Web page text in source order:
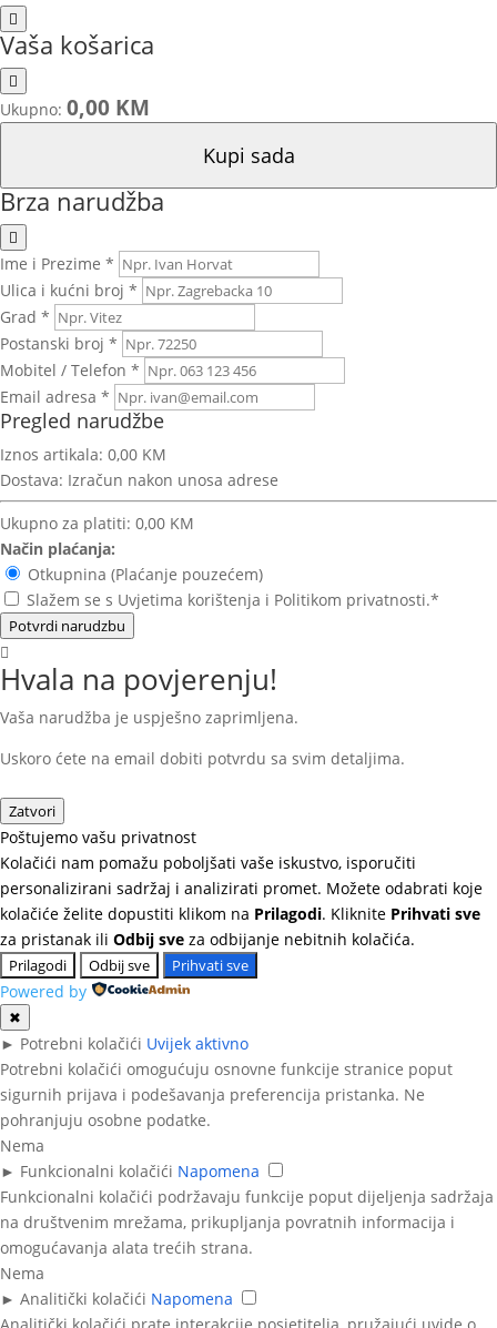
Vaša košarica
Ukupno: 0,00 KM
Kupi sada
Brza narudžba
Ime i Prezime *
Ulica i kućni broj *
Grad *
Postanski broj *
Mobitel / Telefon *
Email adresa *
Pregled narudžbe
Iznos artikala: 0,00 KM
Dostava: Izračun nakon unosa adrese
Ukupno za platiti: 0,00 KM
Način plaćanja:
Otkupnina (Plaćanje pouzećem)
Slažem se s Uvjetima korištenja i Politikom privatnosti.*
Potvrdi narudzbu
Hvala na povjerenju!
Vaša narudžba je uspješno zaprimljena.
Uskoro ćete na email dobiti potvrdu sa svim detaljima.
Zatvori
Poštujemo vašu privatnost
Kolačići nam pomažu poboljšati vaše iskustvo, isporučiti
personalizirani sadržaj i analizirati promet. Možete odabrati koje
kolačiće želite dopustiti klikom na Prilagodi. Kliknite Prihvati sve
za pristanak ili Odbij sve za odbijanje nebitnih kolačića.
Prilagodi Odbij sve Prihvati sve
Powered by
✖
► Potrebni kolačići Uvijek aktivno
Potrebni kolačići omogućuju osnovne funkcije stranice poput
sigurnih prijava i podešavanja preferencija pristanka. Ne
pohranjuju osobne podatke.
Nema
► Funkcionalni kolačići Napomena
Funkcionalni kolačići podržavaju funkcije poput dijeljenja sadržaja
na društvenim mrežama, prikupljanja povratnih informacija i
omogućavanja alata trećih strana.
Nema
► Analitički kolačići Napomena